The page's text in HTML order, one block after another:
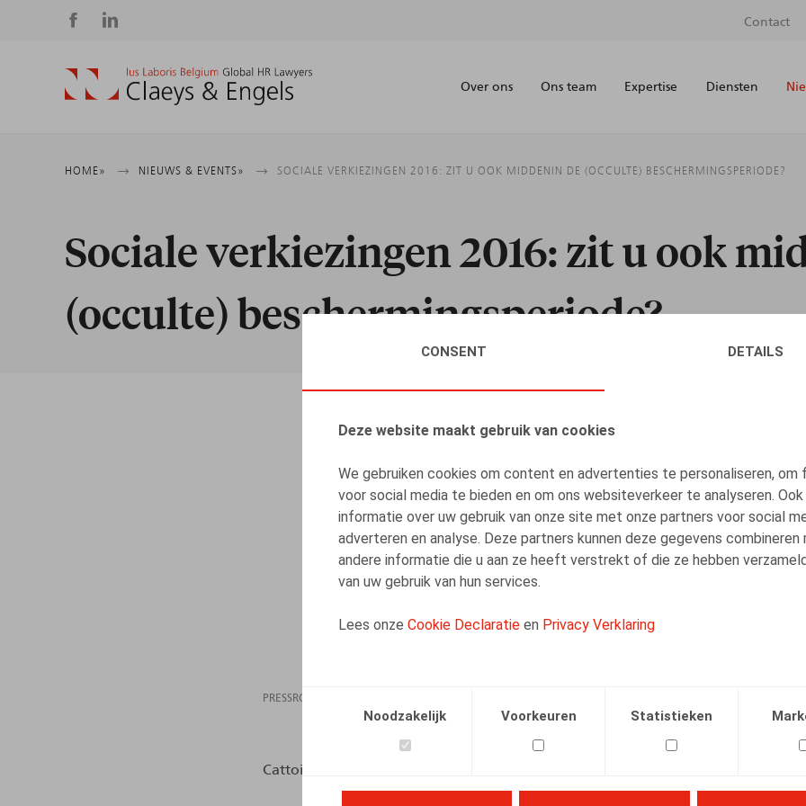
CONSENT DETAILS
Deze website maakt gebruik van cookies
We gebruiken cookies om content en advertenties te personaliseren, om
voor social media te bieden en om ons websiteverkeer te analyseren.
informatie over uw gebruik van onze site met onze partners voor social
adverteren en analyse. Deze partners kunnen deze gegevens combineren
andere informatie die u aan ze heeft verstrekt of die ze hebben
van uw gebruik van hun services.
Lees onze Cookie Declaratie en Privacy Verklaring
Noodzakelijk Voorkeuren Statistieken
Social
media
Contact
Over ons Ons team Expertise Diensten
Kruimelpad
HOME NIEUWS & EVENTS SOCIALE VERKIEZINGEN 2016: ZIT U OOK MIDDENIN DE (OCCULTE) BESCHERMINGSPERIODE?
Sociale verkiezingen 2016: zit u ook
(occulte) beschermingsperiode?
PRESSROOM
Cattoir, H., HR.square nr 157, feb 2016, p. 60
Hanne Cattoir
Senior Associate